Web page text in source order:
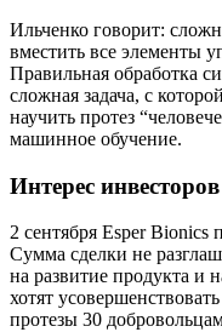
Ильченко говорит:
вместить все элементы
Правильная обработка
сложная задача, с
научить протез
машинное обучение.
Интерес инвесторов
2 сентября Esper
Сумма сделки не
на развитие продукта и
хотят
протезы 30